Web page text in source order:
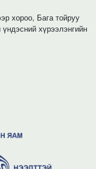
хороо, Бага тойруу
хүрээлэнгийн